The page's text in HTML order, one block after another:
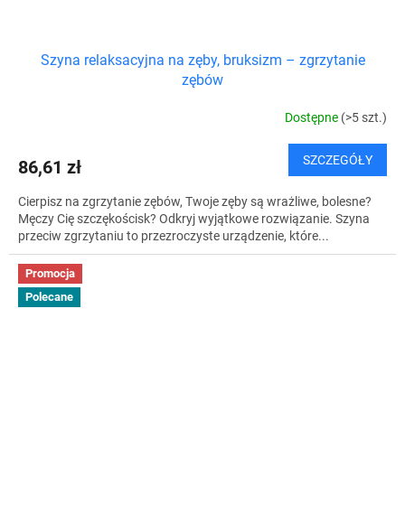
Szyna relaksacyjna na zęby, bruksizm – zgrzytanie
zębów
Dostępne (>5 szt.)
86,61 zł SZCZEGÓŁY
Cierpisz na zgrzytanie zębów, Twoje zęby są wrażliwe, bolesne?
Męczy Cię szczękościsk? Odkryj wyjątkowe rozwiązanie. Szyna
przeciw zgrzytaniu to przezroczyste urządzenie, które...
Promocja
Polecane